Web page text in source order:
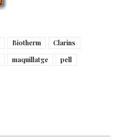
Biotherm
Clarins
maquillatge
pell